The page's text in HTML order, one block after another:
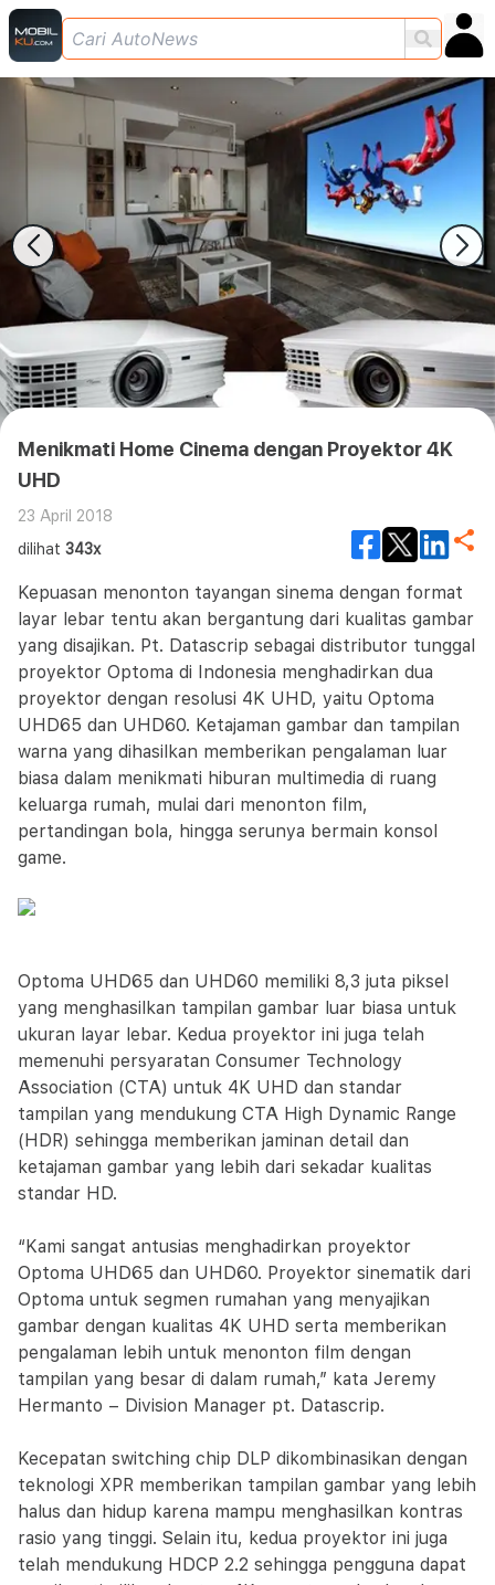
Menikmati Home Cinema dengan Proyektor 4K
UHD
23 April 2018
dilihat 343x
Kepuasan menonton tayangan sinema dengan format
layar lebar tentu akan bergantung dari kualitas gambar
yang disajikan. Pt. Datascrip sebagai distributor tunggal
proyektor Optoma di Indonesia menghadirkan dua
proyektor dengan resolusi 4K UHD, yaitu Optoma
UHD65 dan UHD60. Ketajaman gambar dan tampilan
warna yang dihasilkan memberikan pengalaman luar
biasa dalam menikmati hiburan multimedia di ruang
keluarga rumah, mulai dari menonton film,
pertandingan bola, hingga serunya bermain konsol
game.
Optoma UHD65 dan UHD60 memiliki 8,3 juta piksel
yang menghasilkan tampilan gambar luar biasa untuk
ukuran layar lebar. Kedua proyektor ini juga telah
memenuhi persyaratan Consumer Technology
Association (CTA) untuk 4K UHD dan standar
tampilan yang mendukung CTA High Dynamic Range
(HDR) sehingga memberikan jaminan detail dan
ketajaman gambar yang lebih dari sekadar kualitas
standar HD.
“Kami sangat antusias menghadirkan proyektor
Optoma UHD65 dan UHD60. Proyektor sinematik dari
Optoma untuk segmen rumahan yang menyajikan
gambar dengan kualitas 4K UHD serta memberikan
pengalaman lebih untuk menonton film dengan
tampilan yang besar di dalam rumah,” kata Jeremy
Hermanto – Division Manager pt. Datascrip.
Kecepatan switching chip DLP dikombinasikan dengan
teknologi XPR memberikan tampilan gambar yang lebih
halus dan hidup karena mampu menghasilkan kontras
rasio yang tinggi. Selain itu, kedua proyektor ini juga
telah mendukung HDCP 2.2 sehingga pengguna dapat